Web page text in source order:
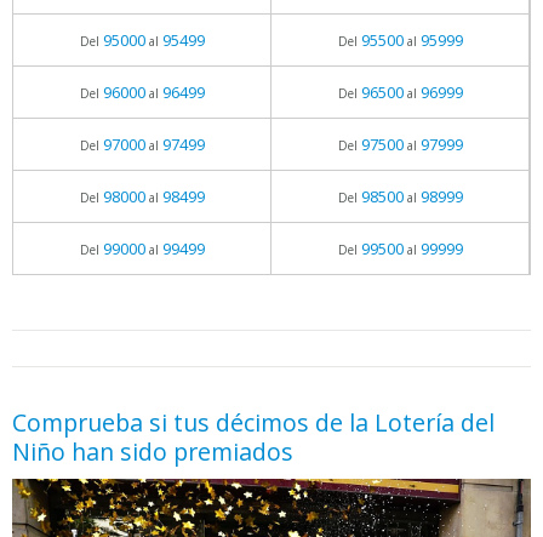
Del 95000al 95499 Del 95500al 95999
Del 96000al 96499 Del 96500al 96999
Del 97000al 97499 Del 97500al 97999
Del 98000al 98499 Del 98500al 98999
Del 99000al 99499 Del 99500al 99999
Comprueba si tus décimos de la Lotería del
Niño han sido premiados